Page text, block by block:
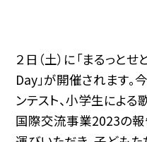
２日（土）に「まるっと
Day」が開催されます。
ンテスト、小学生によ
国際交流事業2023の報